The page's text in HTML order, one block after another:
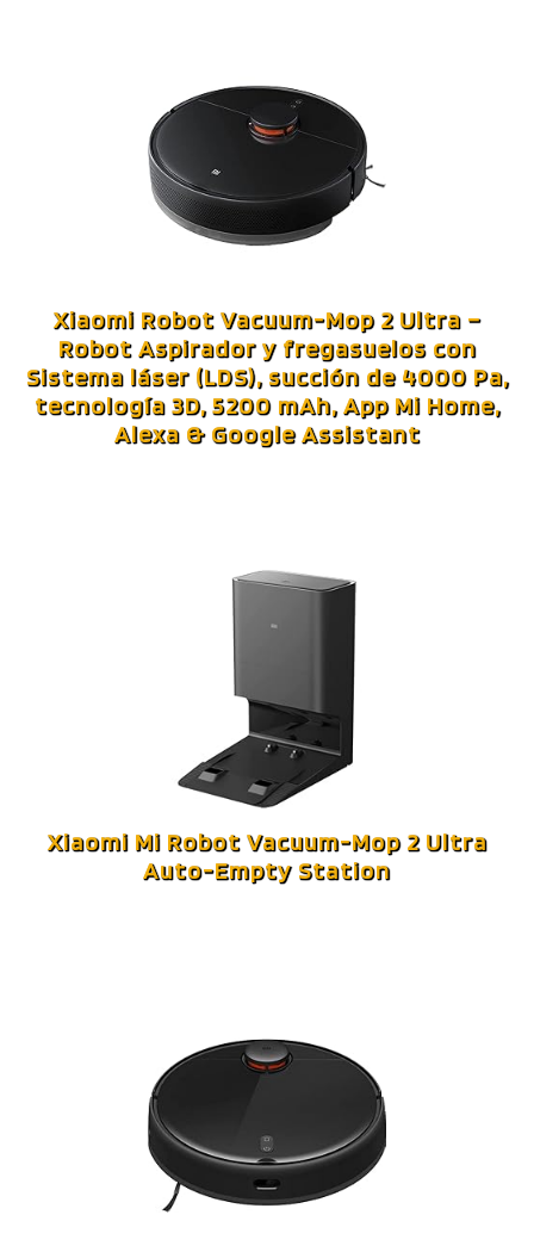
Xiaomi Robot Vacuum-Mop 2 Ultra –
Robot Aspirador y fregasuelos con
Sistema láser (LDS), succión de 4000 Pa,
tecnología 3D, 5200 mAh, App Mi Home,
Alexa & Google Assistant
Xiaomi Mi Robot Vacuum-Mop 2 Ultra
Auto-Empty Station